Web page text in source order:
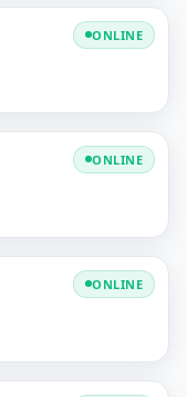
ONLINE
ONLINE
ONLINE